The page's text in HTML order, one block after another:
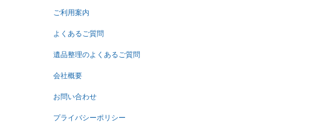
ご利用案内
よくあるご質問
遺品整理のよくあるご質問
会社概要
お問い合わせ
プライバシーポリシー